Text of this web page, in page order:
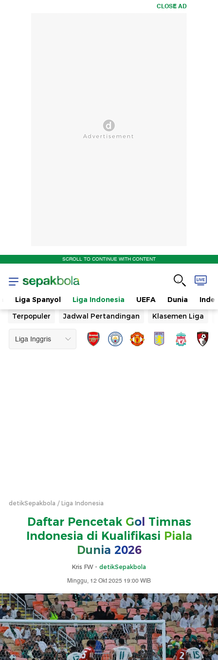
CLOSE AD
SCROLL TO CONTINUE WITH CONTENT
Liga Spanyol Liga Indonesia UEFA Dunia
Terpopuler
Jadwal Pertandingan Klasemen Liga
detikSepakbola Liga Indonesia
Daftar Pencetak Gol Timnas
Indonesia di Kualifikasi Piala
Dunia 2026
Kris FW - detikSepakbola
Minggu, 12 Okt 2025 19:00 WIB